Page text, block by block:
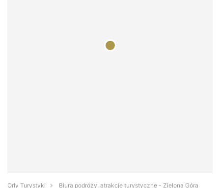
Orły Turystyki
Biura podróży, atrakcje turystyczne - Zielona Góra